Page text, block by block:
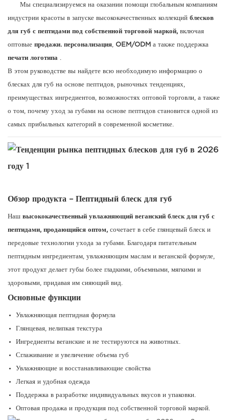
Мы специализируемся на оказании помощи глобальным компаниям
индустрии красоты в запуске высококачественных коллекций блесков
для губ с пептидами под собственной торговой маркой, включая
оптовые продажи. персонализация, OEM/ODM а также поддержка
печати логотипа .
В этом руководстве вы найдете всю необходимую информацию о
блесках для губ на основе пептидов, рыночных тенденциях,
преимуществах ингредиентов, возможностях оптовой торговли, а также
о том, почему уход за губами на основе пептидов становится одной из
самых прибыльных категорий в современной косметике.
Обзор продукта – Пептидный блеск для губ
Наш высококачественный увлажняющий веганский блеск для губ с
пептидами, продающийся оптом, сочетает в себе глянцевый блеск и
передовые технологии ухода за губами. Благодаря питательным
пептидным ингредиентам, увлажняющим маслам и веганской формуле,
этот продукт делает губы более гладкими, объемными, мягкими и
здоровыми, придавая им сияющий вид.
Основные функции
Увлажняющая пептидная формула
Глянцевая, нелипкая текстура
Ингредиенты веганские и не тестируются на животных.
Сглаживание и увеличение объема губ
Увлажняющие и восстанавливающие свойства
Легкая и удобная одежда
Поддержка в разработке индивидуальных вкусов и упаковки.
Оптовая продажа и продукция под собственной торговой маркой.